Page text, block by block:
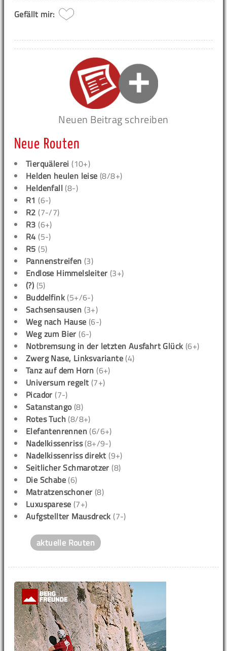
Gefällt mir:
Neuen Beitrag schreiben
Neue Routen
Tierquälerei (10+)
Helden heulen leise (8/8+)
Heldenfall (8-)
R1 (6-)
R2 (7-/7)
R3 (6+)
R4 (5-)
R5 (5)
Pannenstreifen (3)
Endlose Himmelsleiter (3+)
(?) (5)
Buddelfink (5+/6-)
Sachsensausen (3+)
Weg nach Hause (6-)
Weg zum Bier (6-)
Notbremsung in der letzten Ausfahrt Glück (6+)
Zwerg Nase, Linksvariante (4)
Tanz auf dem Horn (6+)
Universum regelt (7+)
Picador (7-)
Satanstango(8)
Rotes Tuch (8/8+)
Elefantenrennen (6/6+)
Nadelkissenriss(8+/9-)
Nadelkissenriss direkt (9+)
Seitlicher Schmarotzer (8)
Die Schabe (6)
Matratzenschoner (8)
Luxusparese (7+)
Aufgstellter Mausdreck (7-)
aktuelle Routen